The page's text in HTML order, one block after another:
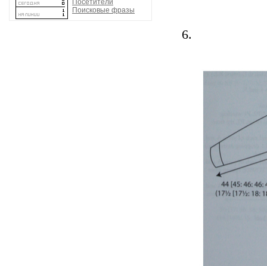
Посетители
Поисковые фразы
6.